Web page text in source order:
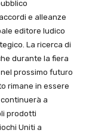
e alleanze
editore ludico
La ricerca di
durante la fiera
prossimo futuro
rimane in essere
a
prodotti
Uniti a